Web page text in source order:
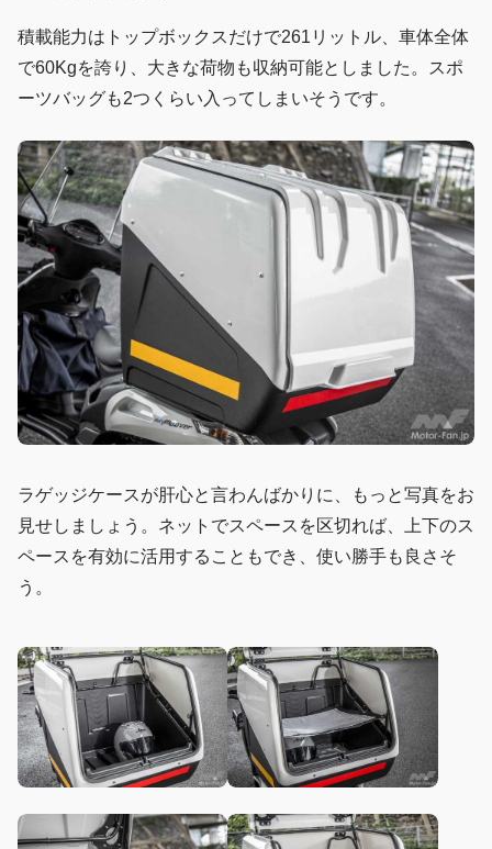
積載能力はトップボックスだけで261リットル、車体全体
で60Kgを誇り、大きな荷物も収納可能としました。スポ
ーツバッグも2つくらい入ってしまいそうです。
ラゲッジケースが肝心と言わんばかりに、もっと写真をお
見せしましょう。ネットでスペースを区切れば、上下のス
ペースを有効に活用することもでき、使い勝手も良さそ
う。